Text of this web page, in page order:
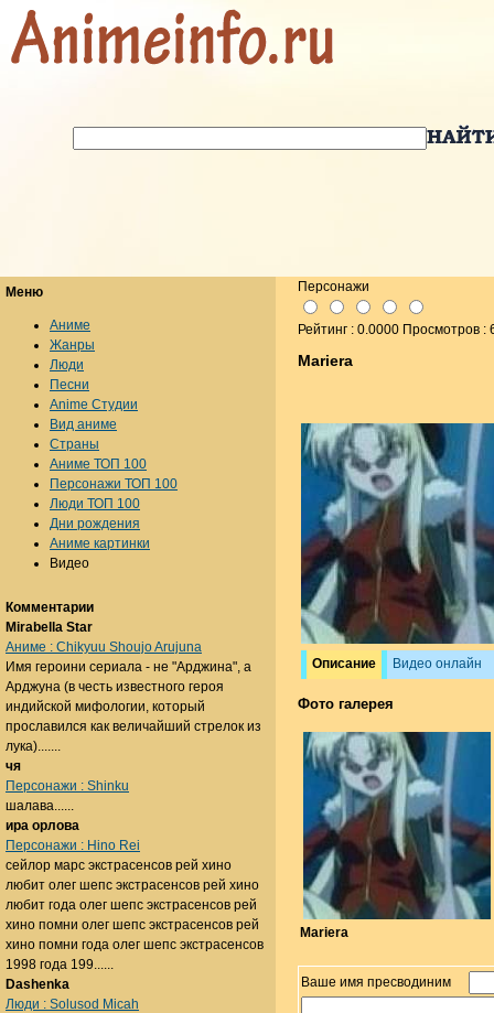
Персонажи
Рейтинг : 0.0000 Просмотров :
Mariera
Описание Видео онлайн
Фото галерея
Mariera
Ваше имя пресводиним
Меню
Аниме
Жанры
Люди
Песни
Anime Студии
Вид аниме
Страны
Аниме ТОП 100
Персонажи ТОП 100
Люди ТОП 100
Дни рождения
Аниме картинки
Видео
Комментарии
Mirabella Star
Аниме : Chikyuu Shoujo Arujuna
Имя героини сериала - не "Арджина", а
Арджуна (в честь известного героя
индийской мифологии, который
прославился как величайший стрелок из
лука).......
чя
Персонажи : Shinku
шалава......
ира орлова
Персонажи : Hino Rei
сейлор марс экстрасенсов рей хино
любит олег шепс экстрасенсов рей хино
любит года олег шепс экстрасенсов рей
хино помни олег шепс экстрасенсов рей
хино помни года олег шепс экстрасенсов
1998 года 199......
Dashenka
Люди : Solusod Micah